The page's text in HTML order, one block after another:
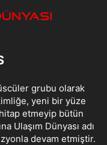
grubu olarak
yeni bir yüze
etmeyip bütün
Ulaşım Dünyası adı
devam etmiştir.